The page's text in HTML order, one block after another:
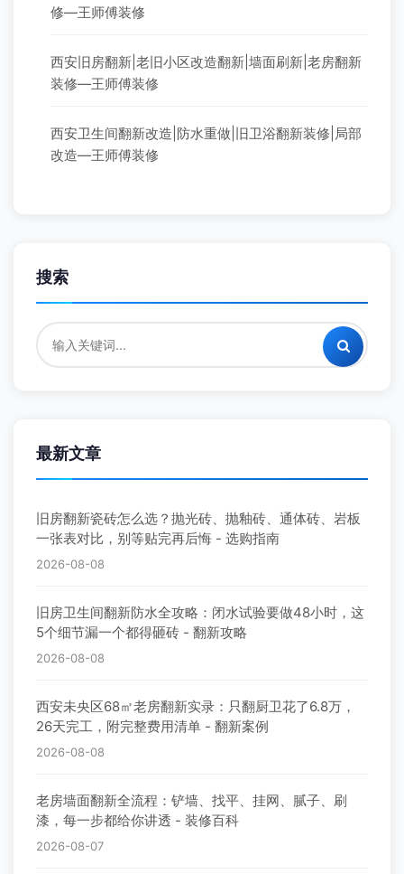
修—王师傅装修
西安旧房翻新|老旧小区改造翻新|墙面刷新|老房翻新
装修—王师傅装修
西安卫生间翻新改造|防水重做|旧卫浴翻新装修|局部
改造—王师傅装修
搜索
最新文章
旧房翻新瓷砖怎么选？抛光砖、抛釉砖、通体砖、岩板
一张表对比，别等贴完再后悔 - 选购指南
2026-08-08
旧房卫生间翻新防水全攻略：闭水试验要做48小时，这
5个细节漏一个都得砸砖 - 翻新攻略
2026-08-08
西安未央区68㎡老房翻新实录：只翻厨卫花了6.8万，
26天完工，附完整费用清单 - 翻新案例
2026-08-08
老房墙面翻新全流程：铲墙、找平、挂网、腻子、刷
漆，每一步都给你讲透 - 装修百科
2026-08-07